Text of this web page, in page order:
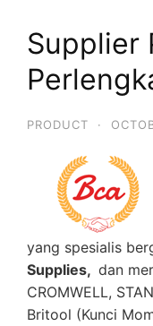
Supplier
PRODUCT ·
yang spesialis
Supplies, dan
CROMWELL,
Britool (Kunci